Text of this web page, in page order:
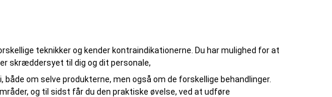
teknikker og kender kontraindikationerne. Du har mulighed for at
skræddersyet til dig og dit personale,
om selve produkterne, men også om de forskellige behandlinger.
og til sidst får du den praktiske øvelse, ved at udføre